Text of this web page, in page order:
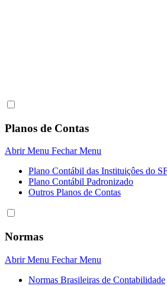
Planos de Contas
Abrir Menu Fechar Menu
Plano Contábil das Instituiçôes do
Plano Contábil Padronizado
Outros Planos de Contas
Normas
Abrir Menu Fechar Menu
Normas Brasileiras de Contabilidade